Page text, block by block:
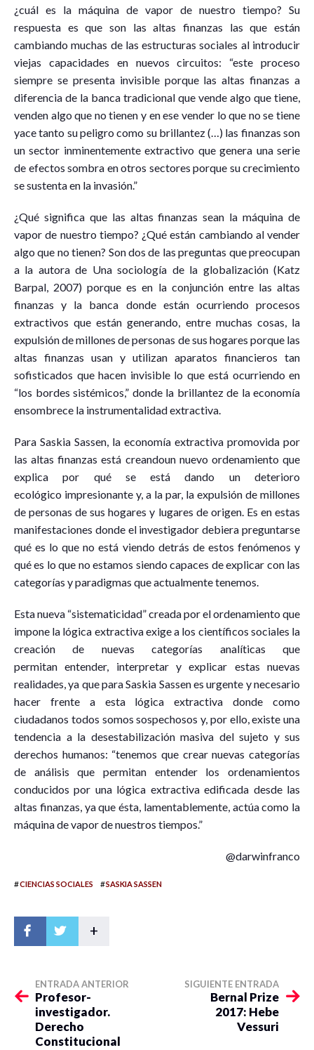
¿cuál es la máquina de vapor de nuestro tiempo? Su
respuesta es que son las altas finanzas las que están
cambiando muchas de las estructuras sociales al introducir
viejas capacidades en nuevos circuitos: “este proceso
siempre se presenta invisible porque las altas finanzas a
diferencia de la banca tradicional que vende algo que tiene,
venden algo que no tienen y en ese vender lo que no se tiene
yace tanto su peligro como su brillantez (…) las finanzas son
un sector inminentemente extractivo que genera una serie
de efectos sombra en otros sectores porque su crecimiento
se sustenta en la invasión.”
¿Qué significa que las altas finanzas sean la máquina de
vapor de nuestro tiempo? ¿Qué están cambiando al vender
algo que no tienen? Son dos de las preguntas que preocupan
a la autora de Una sociología de la globalización (Katz
Barpal, 2007) porque es en la conjunción entre las altas
finanzas y la banca donde están ocurriendo procesos
extractivos que están generando, entre muchas cosas, la
expulsión de millones de personas de sus hogares porque las
altas finanzas usan y utilizan aparatos financieros tan
sofisticados que hacen invisible lo que está ocurriendo en
“los bordes sistémicos,” donde la brillantez de la economía
ensombrece la instrumentalidad extractiva.
Para Saskia Sassen, la economía extractiva promovida por
las altas finanzas está creandoun nuevo ordenamiento que
explica por qué se está dando un deterioro
ecológico impresionante y, a la par, la expulsión de millones
de personas de sus hogares y lugares de origen. Es en estas
manifestaciones donde el investigador debiera preguntarse
qué es lo que no está viendo detrás de estos fenómenos y
qué es lo que no estamos siendo capaces de explicar con las
categorías y paradigmas que actualmente tenemos.
Esta nueva “sistematicidad” creada por el ordenamiento que
impone la lógica extractiva exige a los científicos sociales la
creación de nuevas categorías analíticas que
permitan entender, interpretar y explicar estas nuevas
realidades, ya que para Saskia Sassen es urgente y necesario
hacer frente a esta lógica extractiva donde como
ciudadanos todos somos sospechosos y, por ello, existe una
tendencia a la desestabilización masiva del sujeto y sus
derechos humanos: “tenemos que crear nuevas categorías
de análisis que permitan entender los ordenamientos
conducidos por una lógica extractiva edificada desde las
altas finanzas, ya que ésta, lamentablemente, actúa como la
máquina de vapor de nuestros tiempos.”
@darwinfranco
#CIENCIAS SOCIALES #SASKIA SASSEN
+
ENTRADA ANTERIOR
Profesor-
investigador.
Derecho
Constitucional
SIGUIENTE ENTRADA
Bernal Prize
2017: Hebe
Vessuri